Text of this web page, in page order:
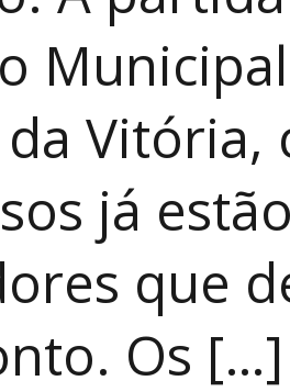
Vitória,
já
que
Os […]